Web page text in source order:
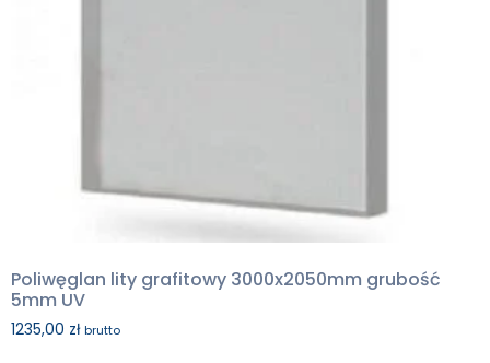
Poliwęglan lity grafitowy 3000x2050mm grubość
5mm UV
1235,00 zł brutto